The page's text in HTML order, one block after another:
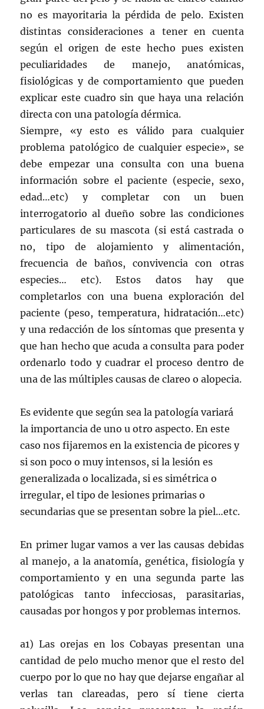
no es mayoritaria la pérdida de pelo. Existen
distintas consideraciones a tener en cuenta
según el origen de este hecho pues existen
peculiaridades de manejo, anatómicas,
fisiológicas y de comportamiento que pueden
explicar este cuadro sin que haya una relación
directa con una patología dérmica.
Siempre, «y esto es válido para cualquier
problema patológico de cualquier especie», se
debe empezar una consulta con una buena
información sobre el paciente (especie, sexo,
edad…etc) y completar con un buen
interrogatorio al dueño sobre las condiciones
particulares de su mascota (si está castrada o
no, tipo de alojamiento y alimentación,
frecuencia de baños, convivencia con otras
especies… etc). Estos datos hay que
completarlos con una buena exploración del
paciente (peso, temperatura, hidratación…etc)
y una redacción de los síntomas que presenta y
que han hecho que acuda a consulta para poder
ordenarlo todo y cuadrar el proceso dentro de
una de las múltiples causas de clareo o alopecia.
Es evidente que según sea la patología variará
la importancia de uno u otro aspecto. En este
caso nos fijaremos en la existencia de picores y
si son poco o muy intensos, si la lesión es
generalizada o localizada, si es simétrica o
irregular, el tipo de lesiones primarias o
secundarias que se presentan sobre la piel…etc.
En primer lugar vamos a ver las causas debidas
al manejo, a la anatomía, genética, fisiología y
comportamiento y en una segunda parte las
patológicas tanto infecciosas, parasitarias,
causadas por hongos y por problemas internos.
a1) Las orejas en los Cobayas presentan una
cantidad de pelo mucho menor que el resto del
cuerpo por lo que no hay que dejarse engañar al
verlas tan clareadas, pero sí tiene cierta